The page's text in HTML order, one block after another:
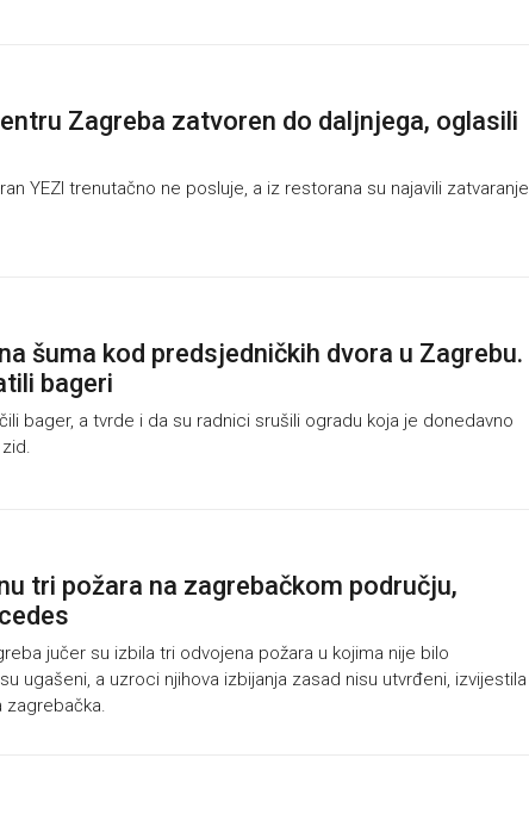
Zagreba zatvoren do daljnjega, oglasili
YEZI trenutačno ne posluje, a iz restorana su najavili zatvaranje
šuma kod predsjedničkih dvora u Zagrebu.
bageri
bager, a tvrde i da su radnici srušili ogradu koja je donedavno
tri požara na zagrebačkom području,
jučer su izbila tri odvojena požara u kojima nije bilo
ugašeni, a uzroci njihova izbijanja zasad nisu utvrđeni, izvijestila
zagrebačka.